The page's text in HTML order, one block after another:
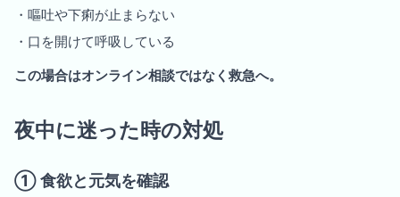
・嘔吐や下痢が止まらない
・口を開けて呼吸している
この場合はオンライン相談ではなく救急へ。
夜中に迷った時の対処
① 食欲と元気を確認